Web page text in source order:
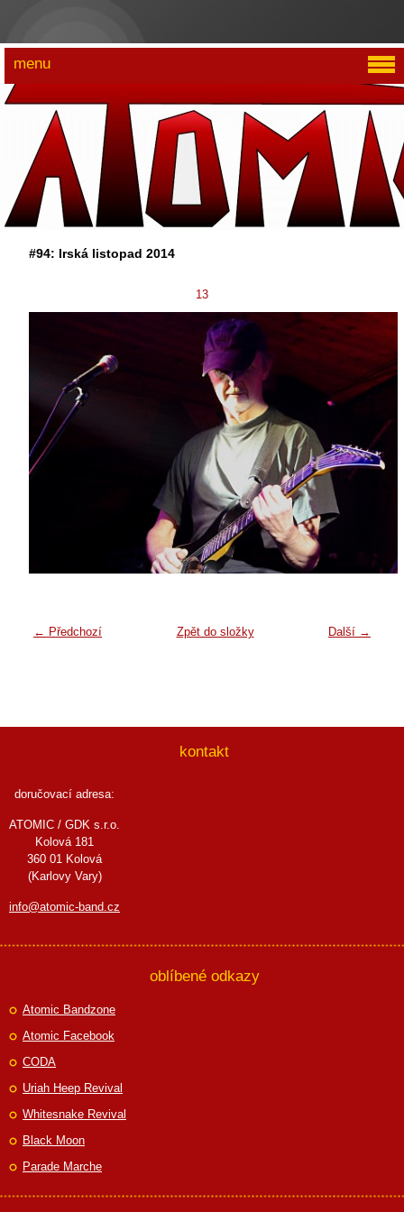
#94: Irská listopad 2014
13
← Předchozí Další →
Zpět do složky
menu
kontakt
doručovací adresa:
ATOMIC / GDK s.r.o.
Kolová 181
360 01 Kolová
(Karlovy Vary)
info@atomic-band.cz
oblíbené odkazy
Atomic Bandzone
Atomic Facebook
CODA
Uriah Heep Revival
Whitesnake Revival
Black Moon
Parade Marche